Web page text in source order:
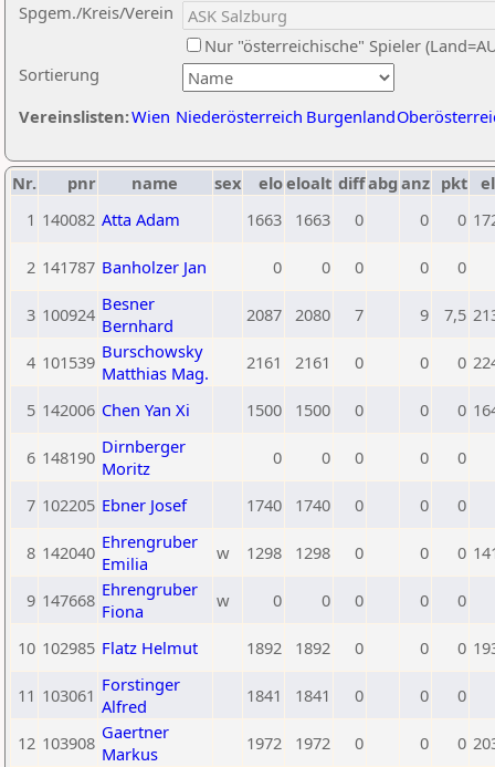
Sortierung
Spgem./Kreis/Verein
Nur "österreichische" Spieler
Vereinslisten:Wien Niederösterreich Burgenland
Nr. pnr name sex eloeloalt diffabg anz pkt
1 140082 Atta Adam 1663 1663 0 0 0
2 141787 Banholzer Jan 0 0 0 0 0
3 100924 Besner
Bernhard
2087 2080 7 9 7,5
4 101539 Burschowsky
Matthias Mag.
2161 2161 0 0 0
5 142006 Chen Yan Xi 1500 1500 0 0 0
6 148190 Dirnberger
Moritz
0 0 0 0 0
7 102205 Ebner Josef 1740 1740 0 0 0
8 142040 Ehrengruber
Emilia
w 1298 1298 0 0 0
9 147668 Ehrengruber
Fiona
w 0 0 0 0 0
10 102985 Flatz Helmut 1892 1892 0 0 0
11 103061 Forstinger
Alfred
1841 1841 0 0 0
12 103908 Gaertner
Markus
1972 1972 0 0 0